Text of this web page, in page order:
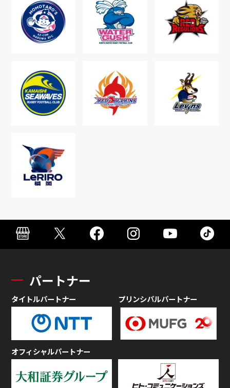
パートナー
タイトルパートナー プリンシパルパートナー
オフィシャルパートナー